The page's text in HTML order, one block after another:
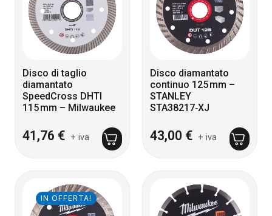
Disco di taglio
diamantato
SpeedCross DHTI
115 mm – Milwaukee
41,76 € + iva
Disco diamantato
continuo 125 mm –
STANLEY
STA38217‑XJ
43,00 € + iva
IN OFFERTA!